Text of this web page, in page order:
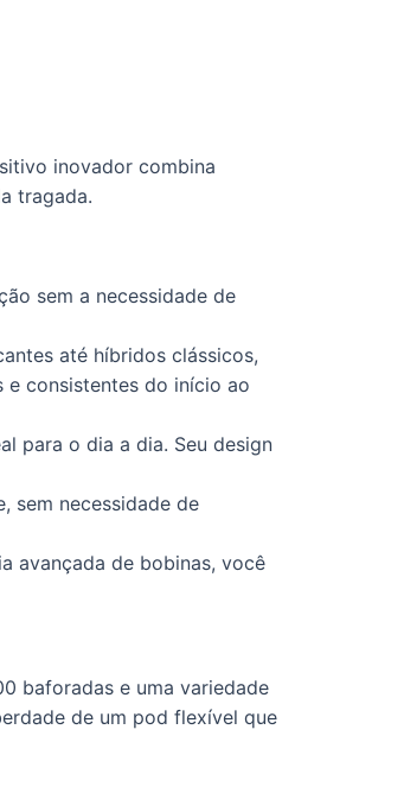
inovador combina
tragada.
sem a necessidade de
até híbridos clássicos,
e consistentes do início ao
para o dia a dia. Seu design
sem necessidade de
avançada de bobinas, você
baforadas e uma variedade
de um pod flexível que